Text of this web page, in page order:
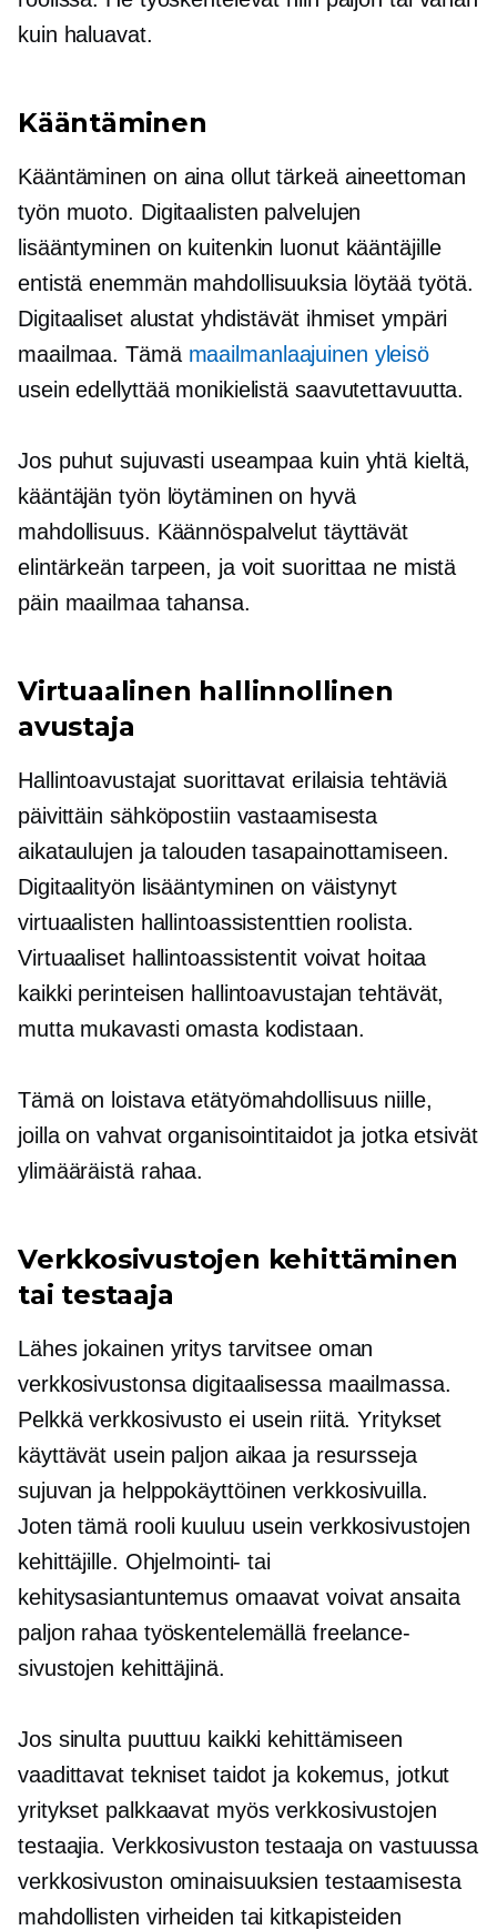
kuin haluavat.
Kääntäminen
Kääntäminen on aina ollut tärkeä aineettoman
työn muoto. Digitaalisten palvelujen
lisääntyminen on kuitenkin luonut kääntäjille
entistä enemmän mahdollisuuksia löytää työtä.
Digitaaliset alustat yhdistävät ihmiset ympäri
maailmaa. Tämä maailmanlaajuinen yleisö
usein edellyttää monikielistä saavutettavuutta.
Jos puhut sujuvasti useampaa kuin yhtä kieltä,
kääntäjän työn löytäminen on hyvä
mahdollisuus. Käännöspalvelut täyttävät
elintärkeän tarpeen, ja voit suorittaa ne mistä
päin maailmaa tahansa.
Virtuaalinen hallinnollinen
avustaja
Hallintoavustajat suorittavat erilaisia ​​tehtäviä
päivittäin sähköpostiin vastaamisesta
aikataulujen ja talouden tasapainottamiseen.
Digitaalityön lisääntyminen on väistynyt
virtuaalisten hallintoassistenttien roolista.
Virtuaaliset hallintoassistentit voivat hoitaa
kaikki perinteisen hallintoavustajan tehtävät,
mutta mukavasti omasta kodistaan.
Tämä on loistava etätyömahdollisuus niille,
joilla on vahvat organisointitaidot ja jotka etsivät
ylimääräistä rahaa.
Verkkosivustojen kehittäminen
tai testaaja
Lähes jokainen yritys tarvitsee oman
verkkosivustonsa digitaalisessa maailmassa.
Pelkkä verkkosivusto ei usein riitä. Yritykset
käyttävät usein paljon aikaa ja resursseja
sujuvan ja helppokäyttöinen verkkosivuilla.
Joten tämä rooli kuuluu usein verkkosivustojen
kehittäjille. Ohjelmointi- tai
kehitysasiantuntemus omaavat voivat ansaita
paljon rahaa työskentelemällä freelance-
sivustojen kehittäjinä.
Jos sinulta puuttuu kaikki kehittämiseen
vaadittavat tekniset taidot ja kokemus, jotkut
yritykset palkkaavat myös verkkosivustojen
testaajia. Verkkosivuston testaaja on vastuussa
verkkosivuston ominaisuuksien testaamisesta
mahdollisten virheiden tai kitkapisteiden